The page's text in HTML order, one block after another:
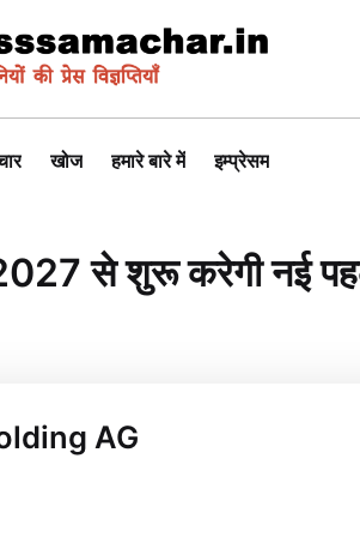
खोज हमारे बारे में इम्प्रेसम
2027 से शुरू करेगी नई
AG